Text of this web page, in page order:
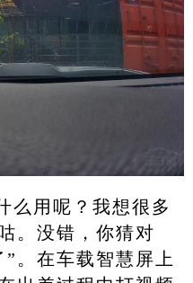
么用呢？我想很多
。没错，你猜对
。在车载智慧屏上